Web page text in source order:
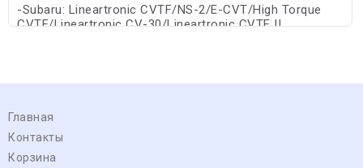
-Subaru: Lineartronic CVTF/NS-2/E-CVT/High Torque
CVTF/Lineartronic CV-30/Lineartronic CVTF II
Главная
Контакты
Корзина